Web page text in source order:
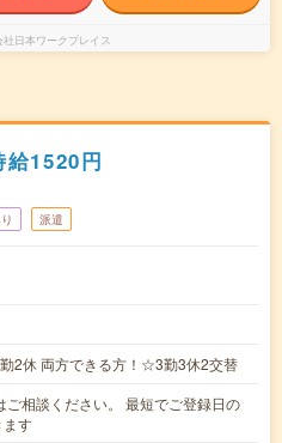
社日本ワークプレイス
1520円
派遣
勤2休 両方できる方！☆3勤3休2交替
ご相談ください。 最短でご登録日の
ます